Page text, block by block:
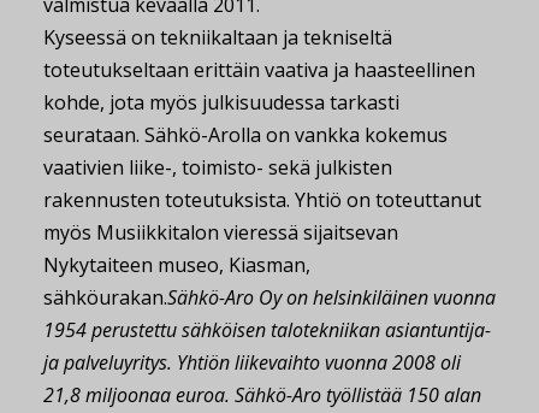
Kyseessä on tekniikaltaan ja tekniseltä
toteutukseltaan erittäin vaativa ja haasteellinen
kohde, jota myös julkisuudessa tarkasti
seurataan. Sähkö-Arolla on vankka kokemus
vaativien liike-, toimisto- sekä julkisten
rakennusten toteutuksista. Yhtiö on toteuttanut
myös Musiikkitalon vieressä sijaitsevan
Nykytaiteen museo, Kiasman,
sähköurakan.Sähkö-Aro Oy on helsinkiläinen vuonna
1954 perustettu sähköisen talotekniikan asiantuntija-
ja palveluyritys. Yhtiön liikevaihto vuonna 2008 oli
21,8 miljoonaa euroa. Sähkö-Aro työllistää 150 alan